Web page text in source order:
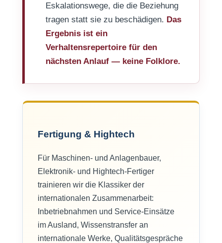
Eskalationswege, die die Beziehung
tragen statt sie zu beschädigen. Das
Ergebnis ist ein
Verhaltensrepertoire für den
nächsten Anlauf — keine Folklore.
Fertigung & Hightech
Für Maschinen- und Anlagenbauer,
Elektronik- und Hightech-Fertiger
trainieren wir die Klassiker der
internationalen Zusammenarbeit:
Inbetriebnahmen und Service-Einsätze
im Ausland, Wissenstransfer an
internationale Werke, Qualitätsgespräche